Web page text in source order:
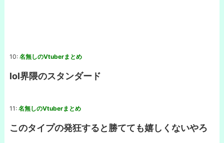
10: 名無しのVtuberまとめ
lol界隈のスタンダード
11: 名無しのVtuberまとめ
このタイプの発狂すると勝てても嬉しくないやろ